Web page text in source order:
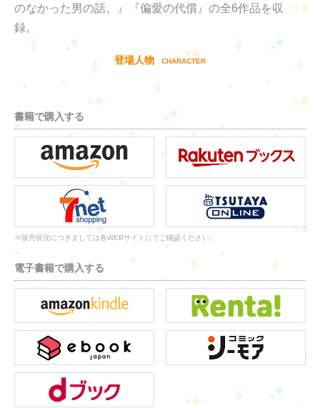
のなかった男の話。』『偏愛の代償』の全6作品を収
録。
登場人物 CHARACTER
書籍で購入する
※販売状況につきましては各WEBサイトにてご確認ください。
電子書籍で購入する